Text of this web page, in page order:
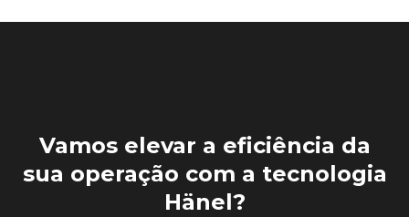
Vamos elevar a eficiência da
sua operação com a tecnologia
Hänel?